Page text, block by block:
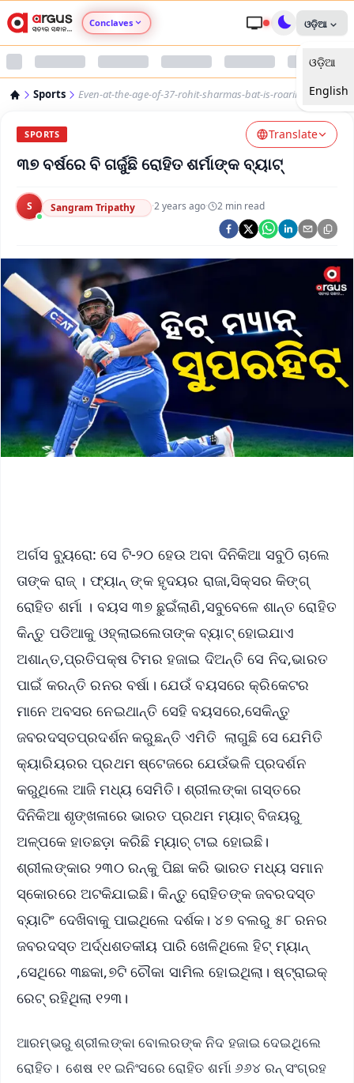
Conclaves
Argus Nari Shakti
Argus Swaad Odisha
Argus Chalo Dekhein Apna Desh
ଓଡ଼ିଆ
ଓଡ଼ିଆ
English
Sports Even-at-the-age-of-37-rohit-sharmas-bat-is-roaring
SPORTS Translate
୩୭ ବର୍ଷରେ ବି ଗର୍ଜୁଛି ରୋହିତ ଶର୍ମାଙ୍କ ବ୍ୟାଟ୍
S Sangram Tripathy ·2 years ago· 2 min read
ଅର୍ଗସ ବ୍ୟୁରୋ: ସେ ଟି-୨୦ ହେଉ ଅବା ଦିନିକିଆ ସବୁଠି ଚାଲେ
ତାଙ୍କ ରାଜ୍ । ଫ୍ୟାନ୍ ଙ୍କ ହୃଦୟର ରାଜା,ସିକ୍ସର କିଙ୍ଗ୍
ରୋହିତ ଶର୍ମା । ବୟସ ୩୭ ଛୁଇଁଲାଣି,ସବୁବେଳେ ଶାନ୍ତ ରୋହିତ
କିନ୍ତୁ ପଡିଆକୁ ଓହ୍ଲାଇଲେତାଙ୍କ ବ୍ୟାଟ୍ ହୋଇଯାଏ
ଅଶାନ୍ତ,ପ୍ରତିପକ୍ଷ ଟିମର ହଜାଇ ଦିଅନ୍ତି ସେ ନିଦ,ଭାରତ
ପାଇଁ କରନ୍ତି ରନର ବର୍ଷା। ଯେଉଁ ବୟସରେ କ୍ରିକେଟର
ମାନେ ଅବସର ନେଇଥାନ୍ତି ସେହି ବୟସରେ,ସେକିନ୍ତୁ
ଜବରଦସ୍ତପ୍ରଦର୍ଶନ କରୁଛନ୍ତି ଏମିତି ଲାଗୁଛି ସେ ଯେମିତି
କ୍ୟାରିୟରର ପ୍ରଥମ ଷ୍ଟେଜରେ ଯେଉଁଭଳି ପ୍ରଦର୍ଶନ
କରୁଥିଲେ ଆଜି ମଧ୍ୟ ସେମିତି। ଶ୍ରୀଲଙ୍କା ଗସ୍ତରେ
ଦିନିକିଆ ଶୃଙ୍ଖଳାରେ ଭାରତ ପ୍ରଥମ ମ୍ୟାଚ୍‌ ବିଜୟରୁ
ଅଳ୍ପକେ ହାତଛଡ଼ା କରିଛି ମ୍ୟାଚ୍‌ ଟାଇ ହୋଇଛି।
ଶ୍ରୀଲଙ୍କାର ୨୩୦ ରନ୍‌କୁ ପିଛା କରି ଭାରତ ମଧ୍ୟ ସମାନ
ସ୍କୋରରେ ଅଟକିଯାଇଛି। କିନ୍ତୁ ରୋହିତଙ୍କ ଜବରଦସ୍ତ
ବ୍ୟାଟିଂ ଦେଖିବାକୁ ପାଇଥିଲେ ଦର୍ଶକ। ୪୭ ବଲରୁ ୫୮ ରନର
ଜବରଦସ୍ତ ଅର୍ଦ୍ଧଶତକୀୟ ପାରି ଖେଳିଥିଲେ ହିଟ୍ ମ୍ୟାନ୍
,ସେଥିରେ ୩ଛକା,୭ଟି ଚୌକା ସାମିଲ ହୋଇଥିଲା। ଷ୍ଟ୍ରାଇକ୍
ରେଟ୍ ରହିଥିଲା ୧୨୩।
ଆରମ୍ଭରୁ ଶ୍ରୀଲଙ୍କା ବୋଲରଙ୍କ ନିଦ ହଜାଇ ଦେଇଥିଲେ
ରୋହିତ। ଶେଷ ୧୧ ଇନିଂସରେ ରୋହିତ ଶର୍ମା ୬୬୪ ରନ୍ ସଂଗ୍ରହ